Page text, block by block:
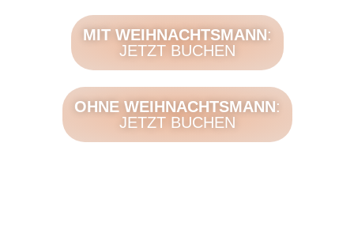
MIT WEIHNACHTSMANN:
JETZT BUCHEN
OHNE WEIHNACHTSMANN:
JETZT BUCHEN